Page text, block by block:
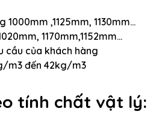
1000mm ,1125mm, 1130mm…
1170mm,1152mm…
cầu của khách hàng
m3 đến 42kg/m3
tính chất vật lý: